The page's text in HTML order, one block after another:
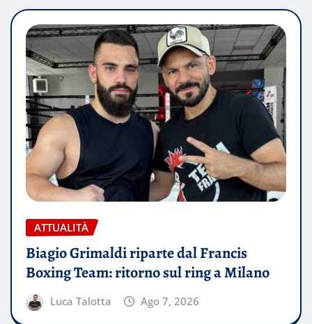
ATTUALITÀ
Biagio Grimaldi riparte dal Francis
Boxing Team: ritorno sul ring a Milano
Luca Talotta Ago 7, 2026